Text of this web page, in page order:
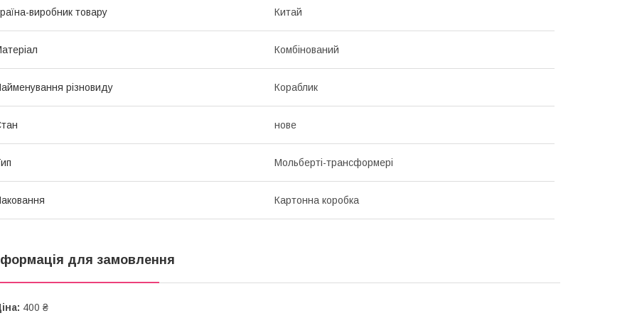
виробник товару Китай
Комбінований
різновиду Кораблик
нове
Мольберті-трансформері
Картонна коробка
для замовлення
400 ₴